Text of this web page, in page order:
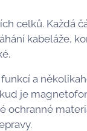
celků. Každá
kabeláže,
a
je
ochranné